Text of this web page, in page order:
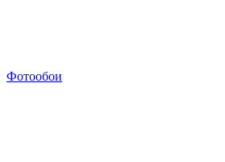
Фотообои